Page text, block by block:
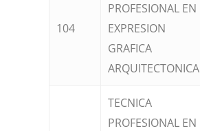
104
PROFESIONAL EN
EXPRESION
GRAFICA
ARQUITECTONICA
TECNICA
PROFESIONAL EN